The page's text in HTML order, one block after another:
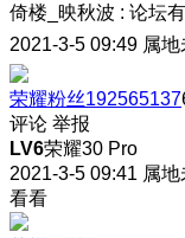
倚楼_映秋波 : 论坛
2021-3-5 09:49 属地
荣耀粉丝192565137
评论 举报
LV6荣耀30 Pro
2021-3-5 09:41 属地
看看